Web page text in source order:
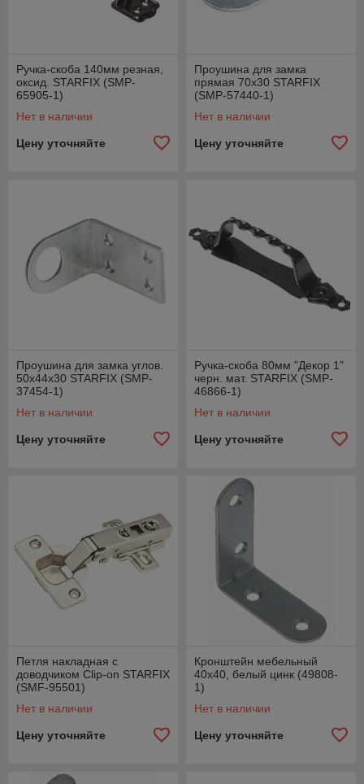
Ручка-скоба 140мм резная,
оксид. STARFIX (SMP-
65905-1)
Нет в наличии
Цену уточняйте
Проушина для замка
прямая 70х30 STARFIX
(SMP-57440-1)
Нет в наличии
Цену уточняйте
Проушина для замка углов.
50х44х30 STARFIX (SMP-
37454-1)
Нет в наличии
Цену уточняйте
Ручка-скоба 80мм "Декор 1"
черн. мат. STARFIX (SMP-
46866-1)
Нет в наличии
Цену уточняйте
Петля накладная с
доводчиком Clip-on STARFIX
(SMF-95501)
Нет в наличии
Цену уточняйте
Кронштейн мебельный
40х40, белый цинк (49808-
1)
Нет в наличии
Цену уточняйте